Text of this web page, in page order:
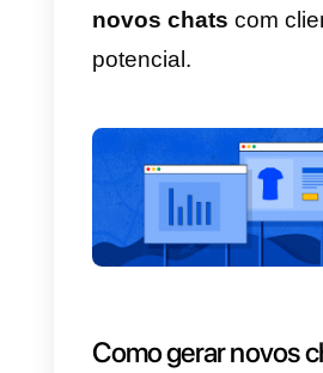
ferramenta
mesmo depois
seu site.
Paragerenciar
Facebook